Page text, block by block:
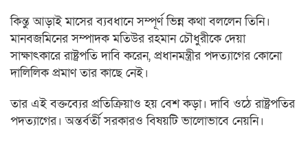
কিন্তু আড়াই মাসের ব্যবধানে সম্পূর্ণ ভিন্ন কথা বললেন তিনি।
মানবজমিনের সম্পাদক মতিউর রহমান চৌধুরীকে দেয়া
সাক্ষাৎকারে রাষ্ট্রপতি দাবি করেন, প্রধানমন্ত্রীর পদত্যাগের কোনো
দালিলিক প্রমাণ তার কাছে নেই।
তার এই বক্তব্যের প্রতিক্রিয়াও হয় বেশ কড়া। দাবি ওঠে রাষ্ট্রপতির
পদত্যাগের। অন্তর্বর্তী সরকারও বিষয়টি ভালোভাবে নেয়নি।